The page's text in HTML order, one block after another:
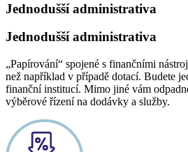
Jednodušší administrativa
Jednodušší administrativa
„Papírování“ spojené s finančními
než například v případě dotací. Budete
finanční institucí. Mimo jiné vám
výběrové řízení na dodávky a služby.